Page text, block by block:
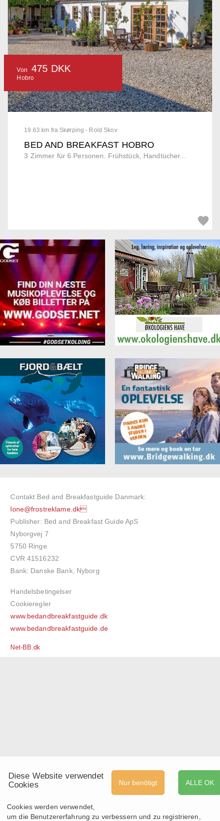
19.63 km fra Skørping - Rold Skov
BED AND BREAKFAST HOBRO
3 Zimmer für 6 Personen. Frühstück, Handtücher...
Von 475 DKK
Hobro
Contakt Bed and Breakfastguide Danmark:
lone@frostreklame.dk
Publisher: Bed and Breakfast Guide ApS
Nyborgvej 7
5750 Ringe
CVR 41516232
Bank: Danske Bank, Nyborg
Handelsbetingelser
Cookieregler
www.bedandbreakfastguide.dk
www.bedandbreakfastguide.de
Net-BB.dk
ALLE OK
Nur benötigt
Diese Website verwendet
Cookies
Cookies werden verwendet,
um die Benutzererfahrung zu verbessern und zu registrieren,